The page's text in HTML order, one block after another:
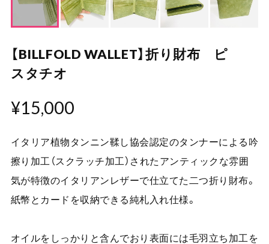
【BILLFOLD WALLET】折り財布 ピ
スタチオ
¥15,000
イタリア植物タンニン鞣し協会認定のタンナーによる吟
擦り加工（スクラッチ加工）されたアンティックな雰囲
気が特徴のイタリアンレザーで仕立てた二つ折り財布。
紙幣とカードを収納できる純札入れ仕様。
オイルをしっかりと含んでおり表面には毛羽立ち加工を